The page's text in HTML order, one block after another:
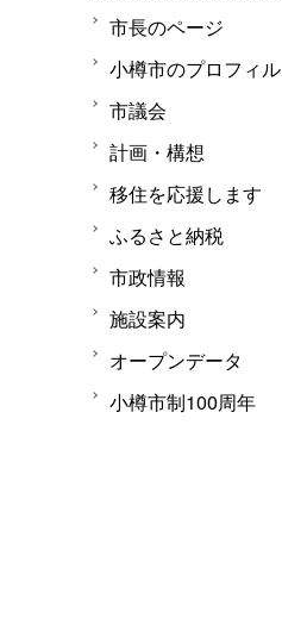
市長のページ
小樽市のプロフィル
市議会
計画・構想
移住を応援します
ふるさと納税
市政情報
施設案内
オープンデータ
小樽市制100周年